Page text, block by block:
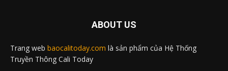
ABOUT US
Trang web baocalitoday.com là sản phẩm của Hệ Thống
Truyền Thông Cali Today